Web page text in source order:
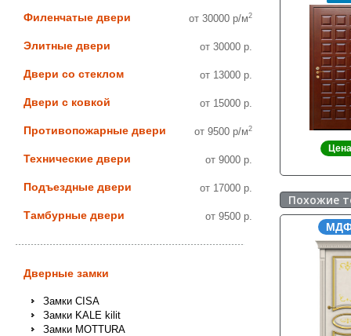
Филенчатые двери от 30000 р/м2
Элитные двери от 30000 р.
Двери со стеклом от 13000 р.
Двери с ковкой от 15000 р.
Противопожарные двери от 9500 р/м2
Технические двери от 9000 р.
Подъездные двери от 17000 р.
Тамбурные двери от 9500 р.
Дверные замки
Замки CISA
Замки KALE kilit
Замки MOTTURA
Похожие